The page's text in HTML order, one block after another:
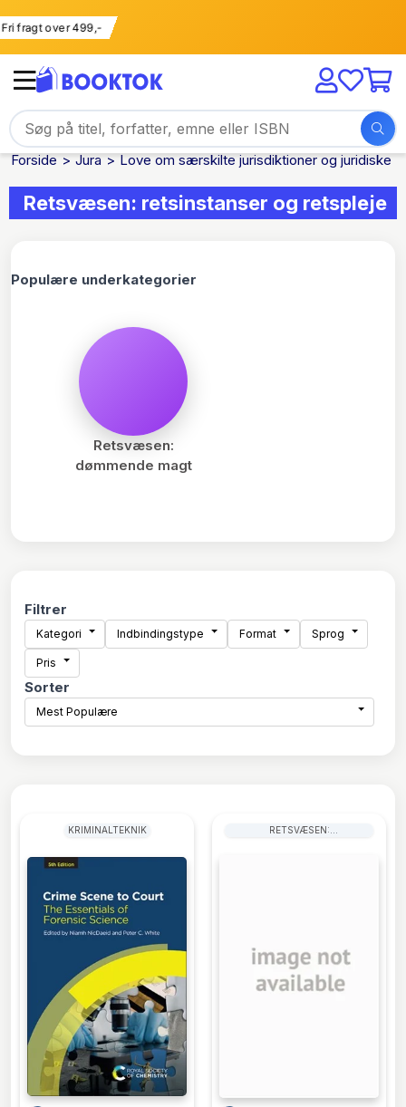
Fri fragt over 499,-
Forside Jura Love om særskilte jurisdiktioner og juridiske
Retsvæsen: retsinstanser og retspleje
Populære underkategorier
Retsvæsen:
dømmende magt
Filtrer
Kategori Indbindingstype Format Sprog
Pris
Sorter
Mest Populære
KRIMINALTEKNIK
RETSVÆSEN: